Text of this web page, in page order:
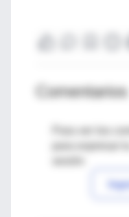
Comentarios
Para ver los